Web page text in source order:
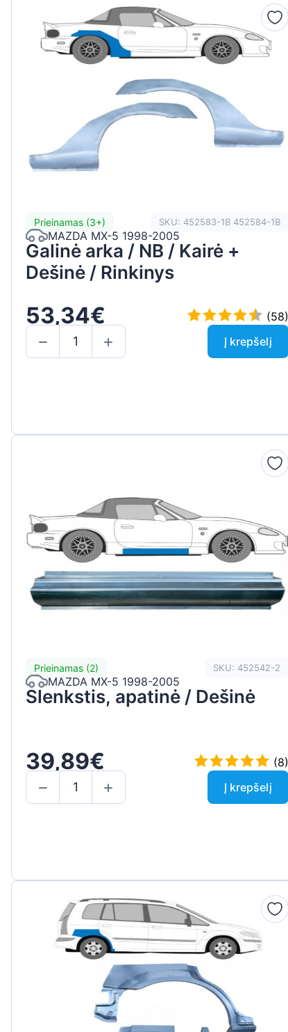
Prieinamas (3+) SKU: 452583-1B 452584-1B
MAZDA MX-5 1998-2005
Galinė arka / NB / Kairė +
Dešinė / Rinkinys
53,34€
(58)
Į krepšelį
Prieinamas (2) SKU: 452542-2
MAZDA MX-5 1998-2005
Slenkstis, apatinė / Dešinė
39,89€
(8)
Į krepšelį